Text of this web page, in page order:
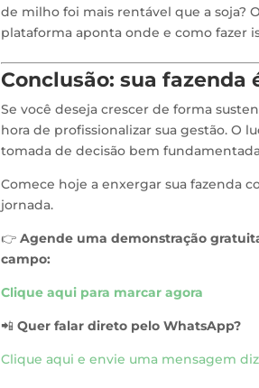
de milho foi mais rentável que a soja?
plataforma aponta onde e como fazer
Conclusão: sua fazenda
Se você deseja crescer de forma
hora de profissionalizar sua gestão. O
tomada de decisão bem
Comece hoje a enxergar sua fazenda
jornada.
👉 Agende uma demonstração
campo:
Clique aqui para marcar agora
📲 Quer falar direto pelo WhatsApp?
Clique aqui e envie uma mensagem